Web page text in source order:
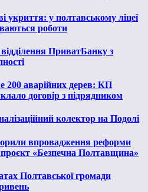
укриття: у полтавському ліцеї
роботи
ПриватБанку з
200 аварійних дерев: КП
договір з підрядником
колектор на Подолі
впровадження реформи
«Безпечна Полтавщина»
Полтавської громади